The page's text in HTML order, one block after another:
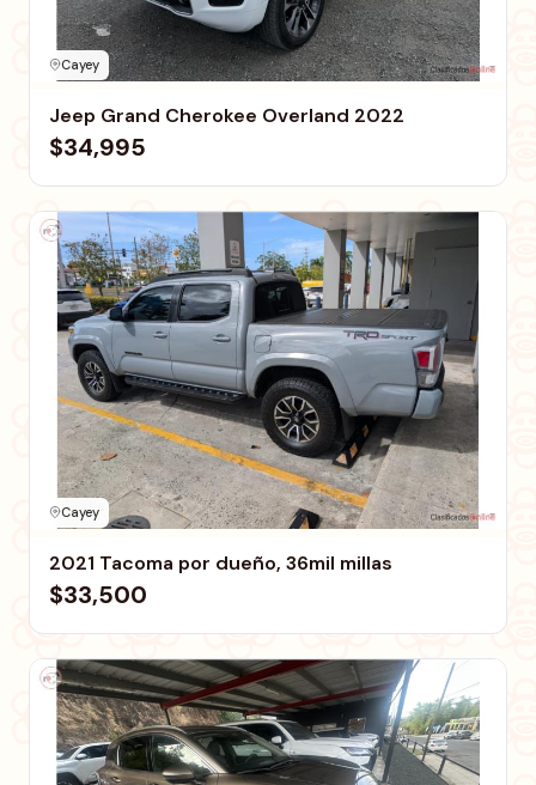
Cayey
Jeep Grand Cherokee Overland 2022
$34,995
Cayey
2021 Tacoma por dueño, 36mil millas
$33,500